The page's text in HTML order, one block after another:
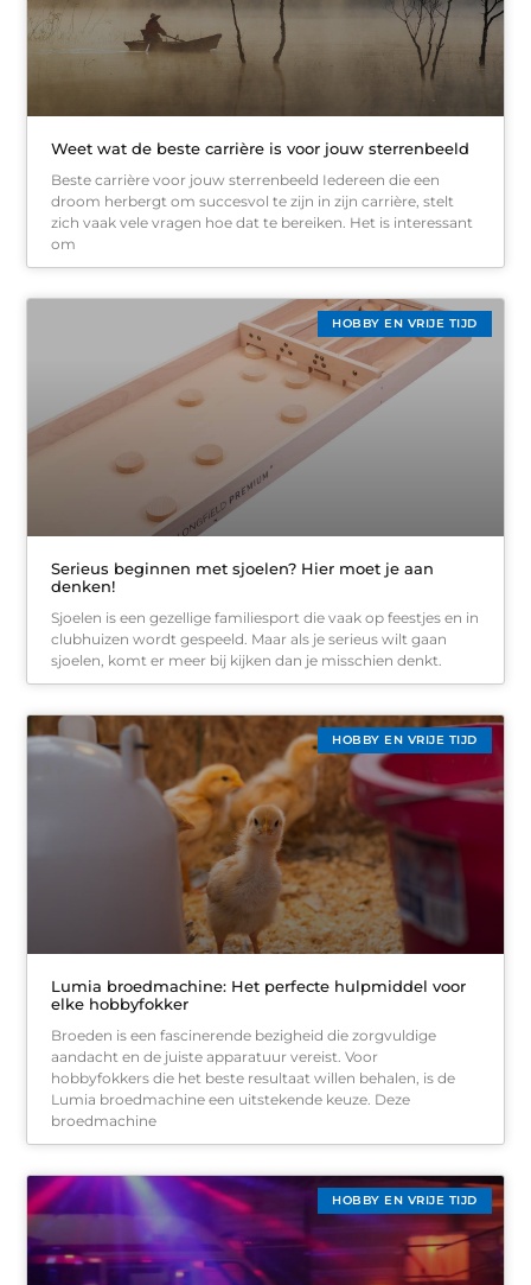
Weet wat de beste carrière is voor jouw sterrenbeeld
Beste carrière voor jouw sterrenbeeld Iedereen die een
droom herbergt om succesvol te zijn in zijn carrière, stelt
zich vaak vele vragen hoe dat te bereiken. Het is interessant
om
HOBBY EN VRIJE TIJD
Serieus beginnen met sjoelen? Hier moet je aan
denken!
Sjoelen is een gezellige familiesport die vaak op feestjes en in
clubhuizen wordt gespeeld. Maar als je serieus wilt gaan
sjoelen, komt er meer bij kijken dan je misschien denkt.
HOBBY EN VRIJE TIJD
Lumia broedmachine: Het perfecte hulpmiddel voor
elke hobbyfokker
Broeden is een fascinerende bezigheid die zorgvuldige
aandacht en de juiste apparatuur vereist. Voor
hobbyfokkers die het beste resultaat willen behalen, is de
Lumia broedmachine een uitstekende keuze. Deze
broedmachine
HOBBY EN VRIJE TIJD